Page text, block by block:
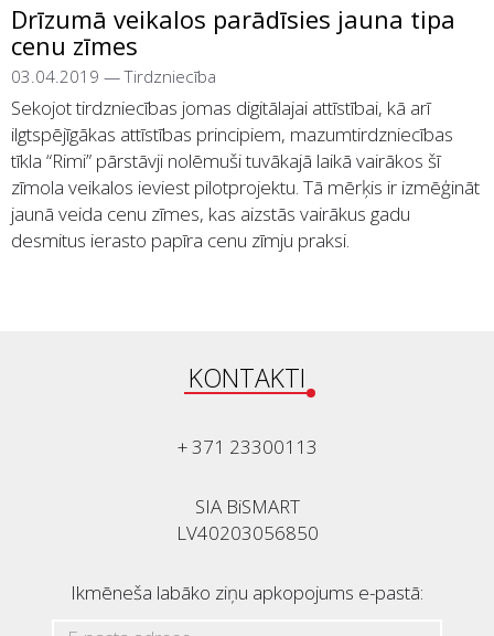
Drīzumā veikalos parādīsies jauna tipa
cenu zīmes
03.04.2019 —Tirdzniecība
Sekojot tirdzniecības jomas digitālajai attīstībai, kā arī
ilgtspējīgākas attīstības principiem, mazumtirdzniecības
tīkla “Rimi” pārstāvji nolēmuši tuvākajā laikā vairākos šī
zīmola veikalos ieviest pilotprojektu. Tā mērķis ir izmēģināt
jaunā veida cenu zīmes, kas aizstās vairākus gadu
desmitus ierasto papīra cenu zīmju praksi.
KONTAKTI
+ 371 23300113
SIA BiSMART
LV40203056850
Ikmēneša labāko ziņu apkopojums e-pastā: